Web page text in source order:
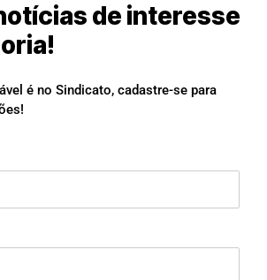
de interesse
é no Sindicato, cadastre-se para